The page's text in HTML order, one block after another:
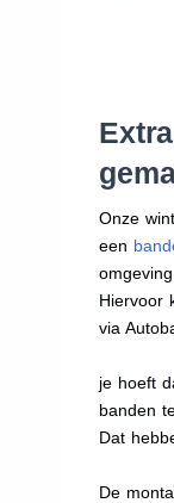
Onze
een
omgeving.
Hiervoor
via
je hoeft
banden
Dat
De